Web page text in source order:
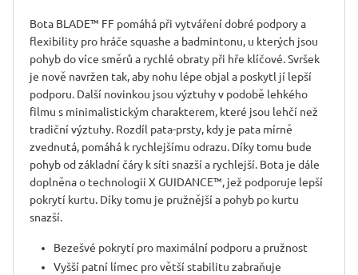
Bota BLADE™ FF pomáhá při vytváření dobré podpory a
flexibility pro hráče squashe a badmintonu, u kterých jsou
pohyb do více směrů a rychlé obraty při hře klíčové. Svršek
je nově navržen tak, aby nohu lépe objal a poskytl jí lepší
podporu. Další novinkou jsou výztuhy v podobě lehkého
filmu s minimalistickým charakterem, které jsou lehčí než
tradiční výztuhy. Rozdíl pata-prsty, kdy je pata mírně
zvednutá, pomáhá k rychlejšímu odrazu. Díky tomu bude
pohyb od základní čáry k síti snazší a rychlejší. Bota je dále
doplněna o technologii X GUIDANCE™, jež podporuje lepší
pokrytí kurtu. Díky tomu je pružnější a pohyb po kurtu
snazší.
Bezešvé pokrytí pro maximální podporu a pružnost
Vyšší patní límec pro větší stabilitu zabraňuje